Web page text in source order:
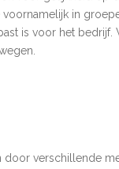
in
is voor het bedrijf.
verschillende